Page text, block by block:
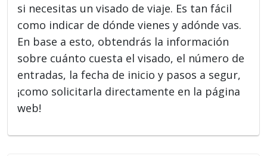
si necesitas un visado de viaje. Es tan fácil
como indicar de dónde vienes y adónde vas.
En base a esto, obtendrás la información
sobre cuánto cuesta el visado, el número de
entradas, la fecha de inicio y pasos a segur,
¡como solicitarla directamente en la página
web!